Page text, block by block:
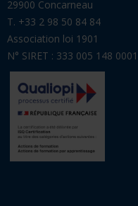
T. +33 2 98 50 84 84
Association loi 1901
N° SIRET : 333 005 148 00015